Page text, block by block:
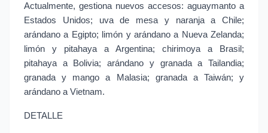
Actualmente, gestiona nuevos accesos: aguaymanto a
Estados Unidos; uva de mesa y naranja a Chile;
arándano a Egipto; limón y arándano a Nueva Zelanda;
limón y pitahaya a Argentina; chirimoya a Brasil;
pitahaya a Bolivia; arándano y granada a Tailandia;
granada y mango a Malasia; granada a Taiwán; y
arándano a Vietnam.
DETALLE